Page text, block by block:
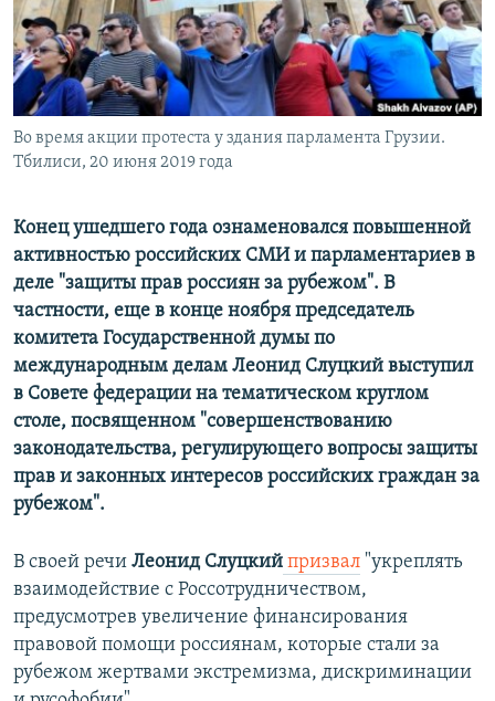
ПОБЕДИТЕЛЕЙ НЕ СУДЯТ?
КРЫМ.НЕПОКОРЕННЫЙ
ELIFBE
УКРАИНСКАЯ ПРОБЛЕМА КРЫМА
ПРИСОЕДИНЯЙТЕСЬ!
Все сайты RFE/RL
Во время акции протеста у здания парламента Грузии.
Тбилиси, 20 июня 2019 года
Конец ушедшего года ознаменовался повышенной
активностью российских СМИ и парламентариев в
деле "защиты прав россиян за рубежом". В
частности, еще в конце ноября председатель
комитета Государственной думы по
международным делам Леонид Слуцкий выступил
в Совете федерации на тематическом круглом
столе, посвященном "совершенствованию
законодательства, регулирующего вопросы защиты
прав и законных интересов российских граждан за
рубежом".
В своей речи Леонид Слуцкий призвал "укреплять
взаимодействие с Россотрудничеством,
предусмотрев увеличение финансирования
правовой помощи россиянам, которые стали за
рубежом жертвами экстремизма, дискриминации